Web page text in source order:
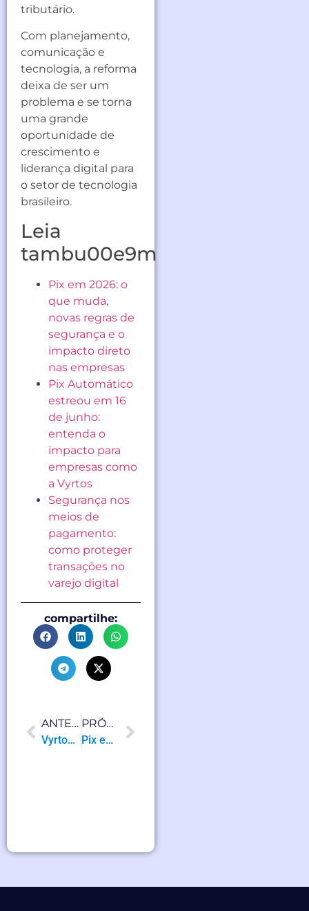
tributário.
Com planejamento,
comunicação e
tecnologia, a reforma
deixa de ser um
problema e se torna
uma grande
oportunidade de
crescimento e
liderança digital para
o setor de tecnologia
brasileiro.
Leia
tambu00e9m
Pix em 2026: o
que muda,
novas regras de
segurança e o
impacto direto
nas empresas
Pix Automático
estreou em 16
de junho:
entenda o
impacto para
empresas como
a Vyrtos
Segurança nos
meios de
pagamento:
como proteger
transações no
varejo digital
compartilhe:
ANTERIOR
Vyrtos no Dia do ACBr: parceria, integração e o futuro do ecossistema de software
PRÓXIMO
Pix em 2026: o que muda, novas regras de segurança e o impacto direto nas empresas